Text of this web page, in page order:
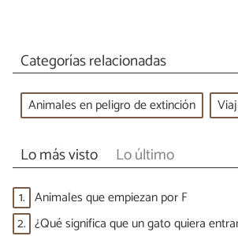
Categorías relacionadas
Animales en peligro de extinción
Lo más visto Lo último
1. Animales que empiezan por F
2. ¿Qué significa que un gato quiera